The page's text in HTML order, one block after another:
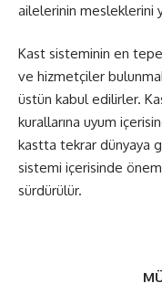
ailelerinin mesleklerini
Kast sisteminin en
ve hizmetçiler
üstün kabul edilirler.
kurallarına uyum
kastta tekrar dünyaya
sistemi içerisinde
sürdürülür.